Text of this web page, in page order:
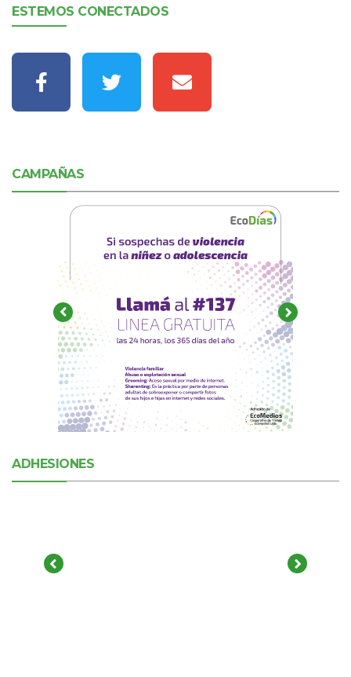
ESTEMOS CONECTADOS
CAMPAÑAS
ADHESIONES